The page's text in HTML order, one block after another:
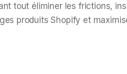
tout éliminer les frictions,
produits Shopify et